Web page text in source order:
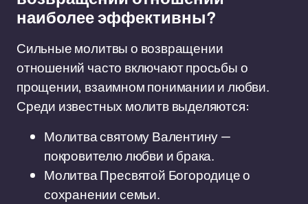
наиболее эффективны?
Сильные молитвы о возвращении
отношений часто включают просьбы о
прощении, взаимном понимании и любви.
Среди известных молитв выделяются:
Молитва святому Валентину —
покровителю любви и брака.
Молитва Пресвятой Богородице о
сохранении семьи.